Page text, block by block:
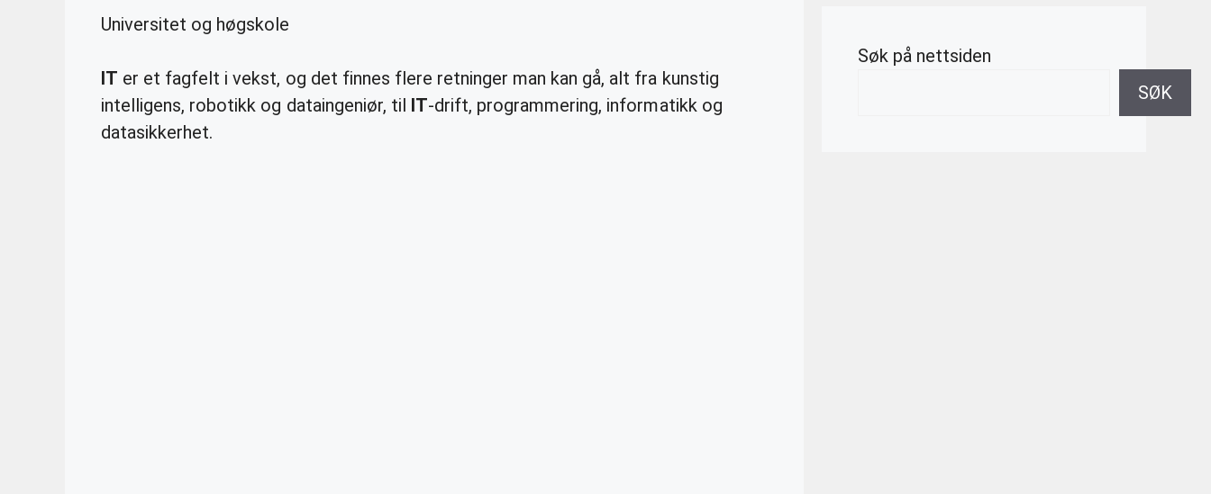
Universitet og høgskole
IT er et fagfelt i vekst, og det finnes flere retninger man kan gå, alt fra kunstig
intelligens, robotikk og dataingeniør, til IT-drift, programmering, informatikk og
datasikkerhet.
Søk på nettsiden
SØK